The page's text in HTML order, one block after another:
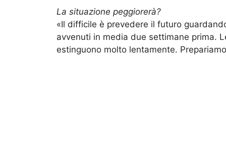
La situazione peggiorerà?
«Il difficile è prevedere il futuro
avvenuti in media due settimane prima.
estinguono molto lentamente.